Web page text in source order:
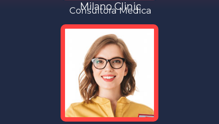
Milano Clinic
Consultora Medica